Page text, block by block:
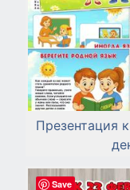
Презентация
Save